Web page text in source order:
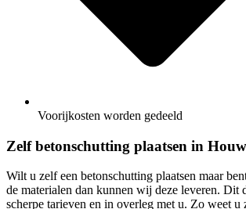
Voorijkosten worden gedeeld
Zelf betonschutting plaatsen in
Wilt u zelf een betonschutting plaatsen maar
de materialen dan kunnen wij deze leveren. Dit
scherpe tarieven en in overleg met u. Zo weet u